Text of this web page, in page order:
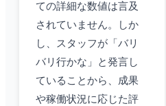
ての詳細な数値は言及
されていません。しか
し、スタッフが「バリ
バリ行かな」と発言し
ていることから、成果
や稼働状況に応じた評